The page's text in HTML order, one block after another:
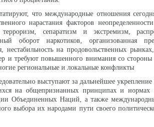
что международные отношения
нарастания факторов
сепаратизм и экстремизм,
оборот наркотиков, организованная
нестабильность на продовольственных
и требуют повышенного внимания со
региональные и локальные конфликты
выступают за дальнейшее
на общепризнанных принципах и нормах
Объединенных Наций, а также
выбора их народами пути своего